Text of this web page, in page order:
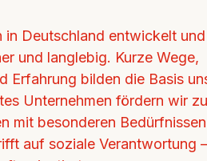
in Deutschland entwickelt und
und langlebig. Kurze Wege,
Erfahrung bilden die Basis
Unternehmen fördern wir
mit besonderen
auf soziale Verantwortung –